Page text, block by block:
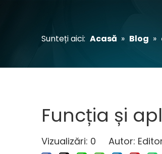
Sunteți aici: Acasă » Blog »
Funcția și
Vizualizări: 0 Autor: